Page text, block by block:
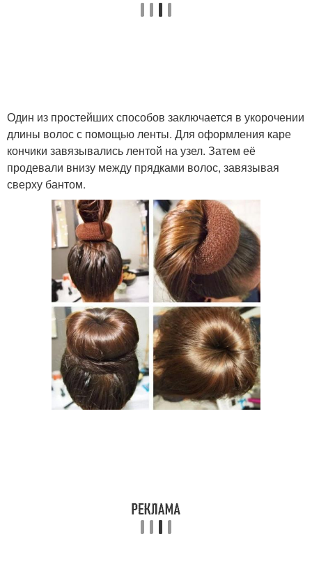
Один из простейших способов заключается в укорочении
длины волос с помощью ленты. Для оформления каре
кончики завязывались лентой на узел. Затем её
продевали внизу между прядками волос, завязывая
сверху бантом.